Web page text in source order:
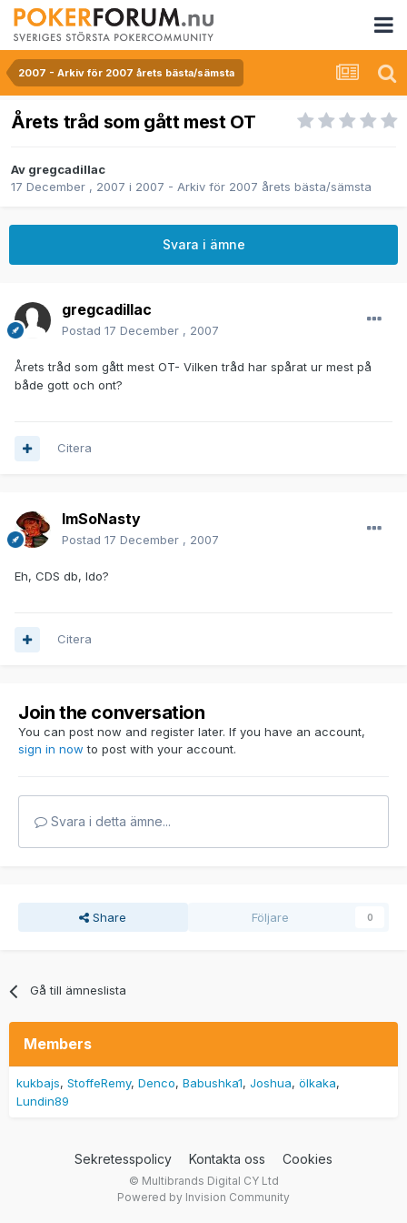
2007 - Arkiv för 2007 årets bästa/sämsta
Årets tråd som gått mest OT
Av gregcadillac
17 December , 2007 i 2007 - Arkiv för 2007 årets bästa/sämsta
Svara i ämne
gregcadillac
Postad 17 December , 2007
Årets tråd som gått mest OT- Vilken tråd har spårat ur mest på
både gott och ont?
Citera
ImSoNasty
Postad 17 December , 2007
Eh, CDS db, ldo?
Citera
Join the conversation
You can post now and register later. If you have an account,
sign in now to post with your account.
Svara i detta ämne...
Share Följare 0
Gå till ämneslista
Members
kukbajs StoffeRemy Denco Babushka1 Joshua ölkaka
Lundin89
Sekretesspolicy Kontakta oss Cookies
© Multibrands Digital CY Ltd
Powered by Invision Community